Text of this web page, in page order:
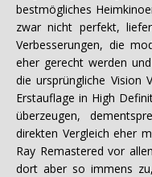
bestmögliches
zwar nicht perfekt,
Verbesserungen, die
eher gerecht werden
die ursprüngliche Vision
Erstauflage in High
überzeugen,
direkten Vergleich eher
Ray Remastered vor
dort aber so immens